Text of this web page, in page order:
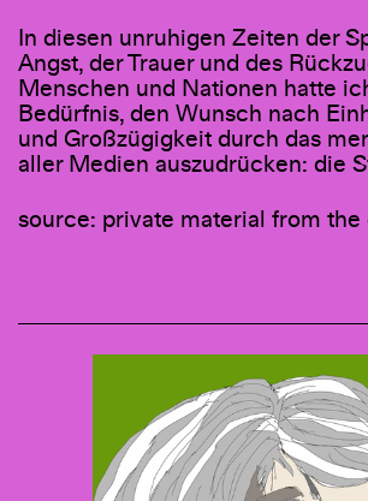
In diesen unruhigen Zeiten der
Angst, der Trauer und des
Menschen und Nationen hatte
Bedürfnis, den Wunsch nach
und Großzügigkeit durch das
aller Medien auszudrücken: die
source: private material from